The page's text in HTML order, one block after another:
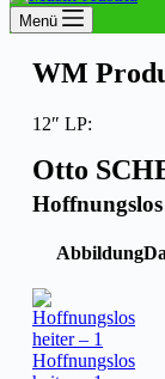
Menü
WM
12″ LP:
Otto
Abbildung
Hoffnungslos